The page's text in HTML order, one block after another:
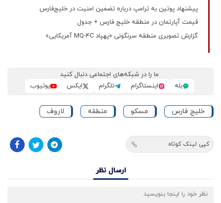
پیشنهاد پوتین به ترامپ درباره تضمین امنیت در خلیج‌فارس
قیمت آپارتمان در منطقه خلیج فارس + جدول
گزارش تصویری منطقه سرنگونی «پهپاد MQ-4C آمریکایی»
ما را در شبکه‌های اجتماعی دنبال کنید
بله
اینستاگرام تلگرام ایکس یوتیوب
خلیج فارس مسکو منطقه لاروف
کپی لینک کوتاه
ارسال نظر